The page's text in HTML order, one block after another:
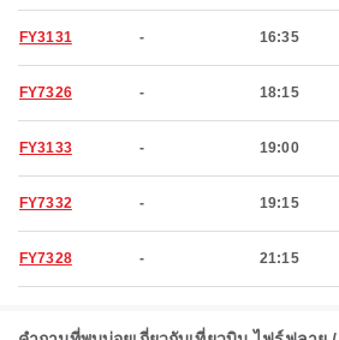
FY3131 - 16:35
FY7326 - 18:15
FY3133 - 19:00
FY7332 - 19:15
FY7328 - 21:15